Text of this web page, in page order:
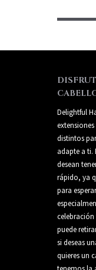
Delightful
distintos
adapte a ti.
desean
rápido, ya
para
puede
si deseas
quieres un